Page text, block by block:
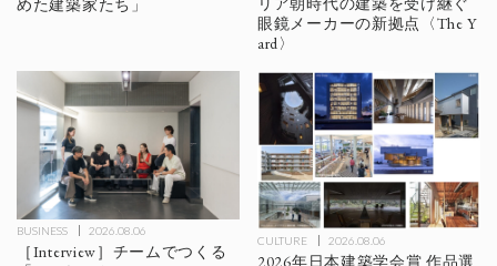
めた建築家たち」
眼鏡メーカーの新拠点〈The Y
ard〉
BUSINESS 2026.08.06
［Interview］チームでつくる
CULTURE 2026.08.06
2026年日本建築学会賞 作品選